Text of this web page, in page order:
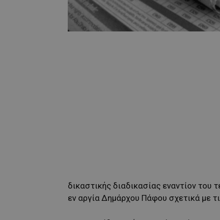
δικαστικής διαδικασίας εναντίον
εν αργία Δημάρχου Πάφου σχετικά με